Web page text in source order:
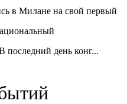
в Милане на свой первый
последний день конг...